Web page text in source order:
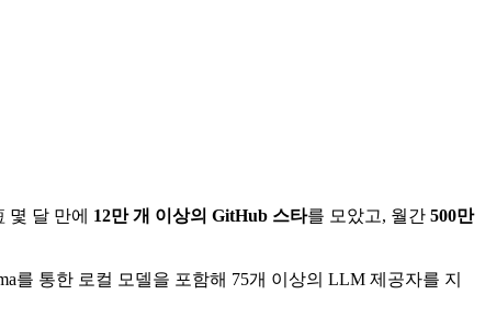
몇 달 만에 12만 개 이상의 GitHub 스타를 모았고, 월간 500만
를 통한 로컬 모델을 포함해 75개 이상의 LLM 제공자를 지